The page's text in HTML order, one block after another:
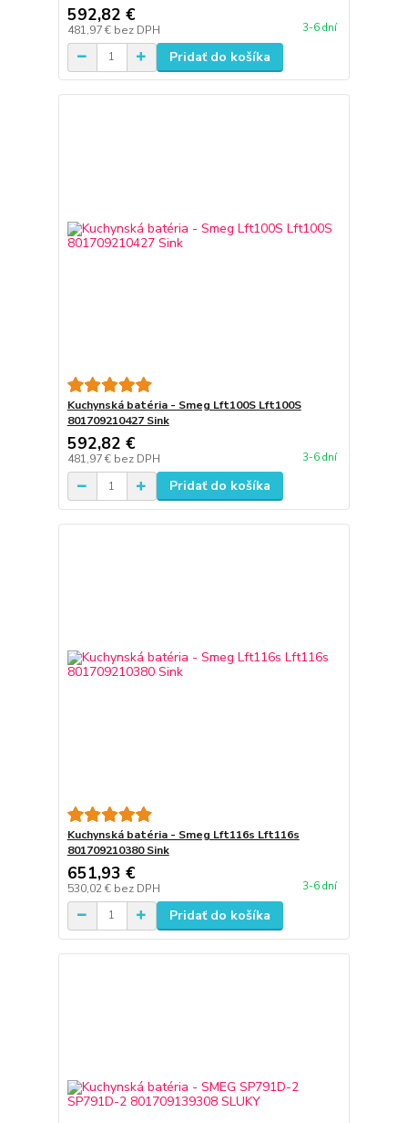
592,82 €
481,97 € bez DPH 3-6 dní
Pridať do košíka
Kuchynská batéria - Smeg Lft100S Lft100S
801709210427 Sink
592,82 €
481,97 € bez DPH 3-6 dní
Pridať do košíka
Kuchynská batéria - Smeg Lft116s Lft116s
801709210380 Sink
651,93 €
530,02 € bez DPH 3-6 dní
Pridať do košíka